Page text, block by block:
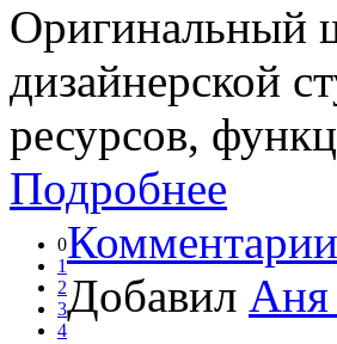
Оригинальный
дизайнерской
ресурсов,
Подробнее
0
1
2
3
4
Добавил